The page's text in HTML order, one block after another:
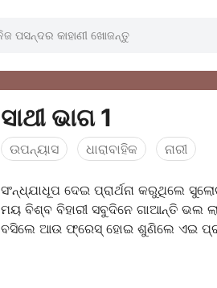
ସାଥୀ ଭାଗ 1
ଉପନ୍ୟାସ ଧାରାବାହିକ ନାରୀ
ସଂନ୍ଧ୍ଯାଧୂପ ଦେଇ ପ୍ରାର୍ଥନା କରୁଥିଲେ ସୁଲୋଚନା, ତାଙ୍କର ସେଇ
ମୟ ବିଶ୍ବ ବିହାରୀ ସବୁଦିନେ ଗାଆନ୍ତି ଭଲ ଲାଗେ ତାଙ୍କୁ। ସତ୍ୟବାନ ମିଶ୍ର ଅଫିସ ରୁ ଆସି
ବସିଲେ ଆଉ ଫ୍ରେସ୍ ହୋଇ ଶୁଣିଲେ ଏଇ